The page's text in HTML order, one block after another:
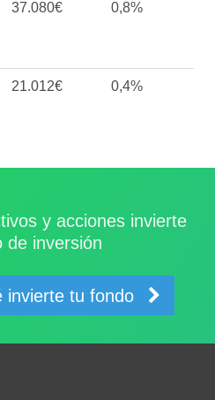
37.080€ 0,8%
21.012€ 0,4%
y acciones invierte
de inversión
invierte tu fondo